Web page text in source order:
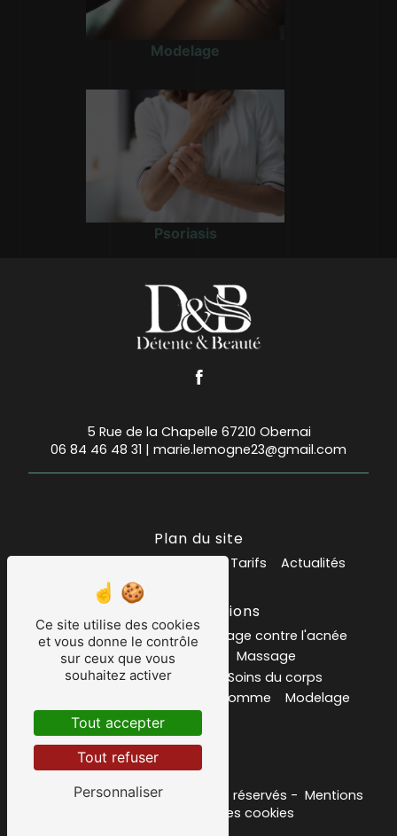
Modelage
Psoriasis
5 Rue de la Chapelle 67210 Obernai
06 84 46 48 31 | marie.lemogne23@gmail.com
Plan du site
Tarifs Actualités
Nos prestations
Institut de beauté
soin visage contre l'acnée
Salon de massage
Massage
carte ou bon cadeau
Soins du corps
Epilation homme
Modelage
Psoriasis
Vistalid- 2026 - Tous droits réservés - Mentions
Gestion des cookies
Ce site utilise des cookies
et vous donne le contrôle
sur ceux que vous
souhaitez activer
Tout accepter
Tout refuser
Personnaliser